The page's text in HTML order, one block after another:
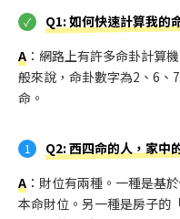
Q1: 如何快速計算我的
A ：網路上有許多命卦計算
般來說，命卦數字為2、6、
命。
Q2: 西四命的人，家中
A ：財位有兩種。一種是基
本命財位。另一種是房子的